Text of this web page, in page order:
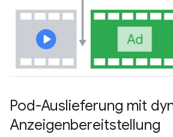
Pod-Auslieferung mit
Anzeigenbereitstellung